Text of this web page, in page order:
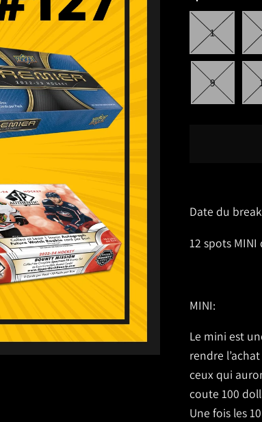
1
9
Date du
12 spots
MINI:
Le mini est
rendre
ceux qui
coute 100
Une fois les